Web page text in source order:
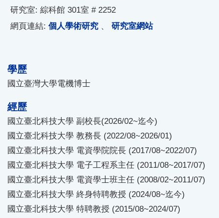
研究室: 綜科館 301室 # 2252
網頁連結: 個人學術研究 、 研究室網站
學歷
國立臺灣大學電機博士
經歷
國立臺北科技大學 副校長(2026/02~迄今)
國立臺北科技大學 教務長 (2022/08~2026/01)
國立臺北科技大學 電資學院院長 (2017/08~2022/07)
國立臺北科技大學 電子工程系主任 (2011/08~2017/07)
國立臺北科技大學 電資學士班主任 (2008/02~2011/07)
國立臺北科技大學 終身特聘教授 (2024/08~迄今)
國立臺北科技大學 特聘教授 (2015/08~2024/07)